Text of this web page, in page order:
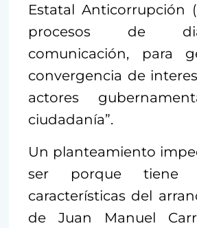
Estatal Anticorrupción
procesos de
comunicación, para
convergencia de
actores
ciudadanía”.
Un planteamiento
ser porque tiene
características del
de Juan Manuel